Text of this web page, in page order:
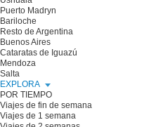
Puerto Madryn
Bariloche
Resto de Argentina
Buenos Aires
Cataratas de Iguazú
Mendoza
Salta
EXPLORA
POR TIEMPO
Viajes de fin de semana
Viajes de 1 semana